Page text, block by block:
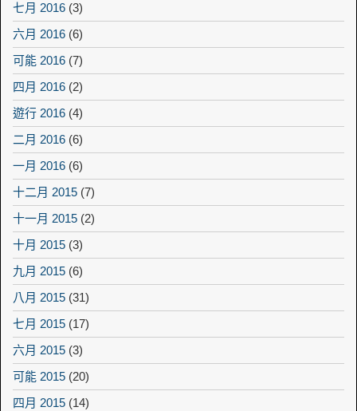
七月 2016 (3)
六月 2016 (6)
可能 2016 (7)
四月 2016 (2)
遊行 2016 (4)
二月 2016 (6)
一月 2016 (6)
十二月 2015 (7)
十一月 2015 (2)
十月 2015 (3)
九月 2015 (6)
八月 2015 (31)
七月 2015 (17)
六月 2015 (3)
可能 2015 (20)
四月 2015 (14)